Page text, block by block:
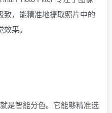
致，能精准地提取照片中的
果。
是智能分色。它能够精准选